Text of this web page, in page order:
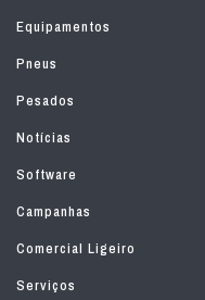
Equipamentos
Pneus
Pesados
Notícias
Software
Campanhas
Comercial Ligeiro
Serviços